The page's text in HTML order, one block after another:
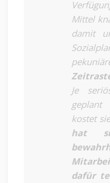
Mittel
damit
Je
geplant
kostet
hat
dafür